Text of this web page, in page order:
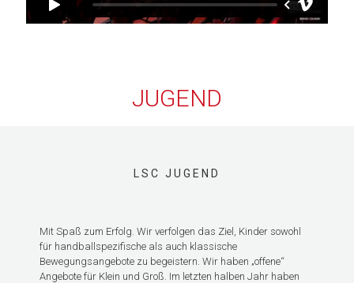
JUGEND
LSC JUGEND
Mit Spaß zum Erfolg. Wir verfolgen das Ziel, Kinder sowohl
für handballspezifische als auch klassische
Bewegungsangebote zu begeistern. Wir haben „offene“
Angebote für Klein und Groß. Im letzten halben Jahr haben